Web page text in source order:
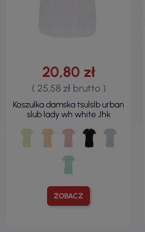
ZOBACZ
20,80 zł
( 25,58 zł brutto )
Koszulka damska tsulslb urban
slub lady wh white Jhk